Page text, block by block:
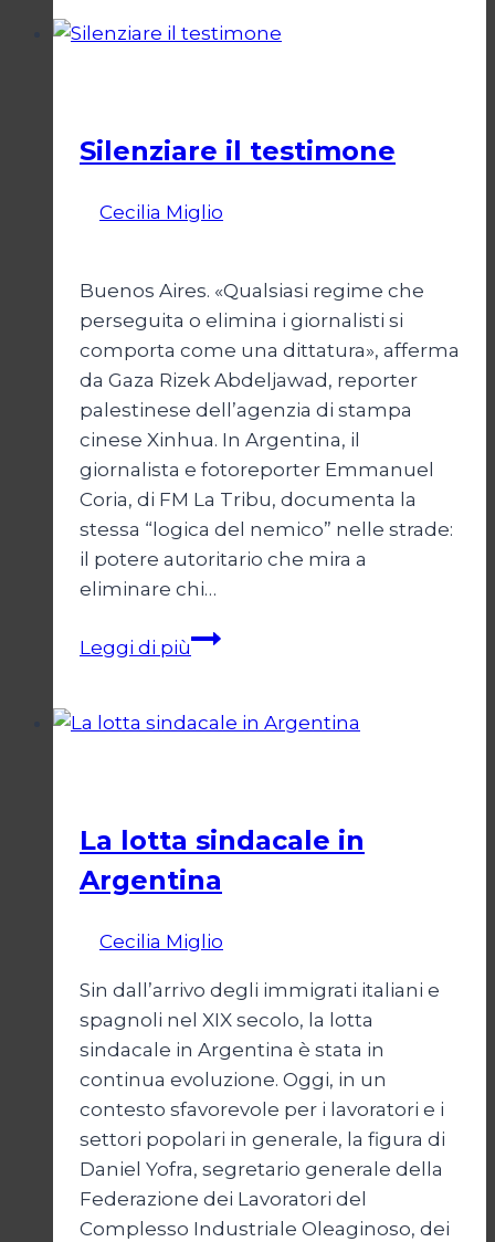
stigma
Silenziare il testimone
Cecilia Miglio
Buenos Aires. «Qualsiasi regime che
perseguita o elimina i giornalisti si
comporta come una dittatura», afferma
da Gaza Rizek Abdeljawad, reporter
palestinese dell’agenzia di stampa
cinese Xinhua. In Argentina, il
giornalista e fotoreporter Emmanuel
Coria, di FM La Tribu, documenta la
stessa “logica del nemico” nelle strade:
il potere autoritario che mira a
eliminare chi…
Leggi di piùSilenziare
La lotta sindacale in
Argentina
Cecilia Miglio
Sin dall’arrivo degli immigrati italiani e
spagnoli nel XIX secolo, la lotta
sindacale in Argentina è stata in
continua evoluzione. Oggi, in un
contesto sfavorevole per i lavoratori e i
settori popolari in generale, la figura di
Daniel Yofra, segretario generale della
Federazione dei Lavoratori del
Complesso Industriale Oleaginoso, dei